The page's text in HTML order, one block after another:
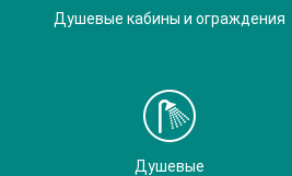
Душевые кабины и ограждения
Душевые